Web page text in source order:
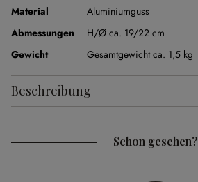
Material
Aluminiumguss
Abmessungen
H/Ø ca. 19/22 cm
Gewicht
Gesamtgewicht ca. 1,5 kg
Beschreibung
Schon gesehen?